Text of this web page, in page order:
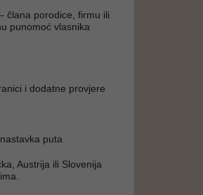
člana porodice, firmu ili
punomoć vlasnika
i dodatne provjere
puta
Austrija ili Slovenija